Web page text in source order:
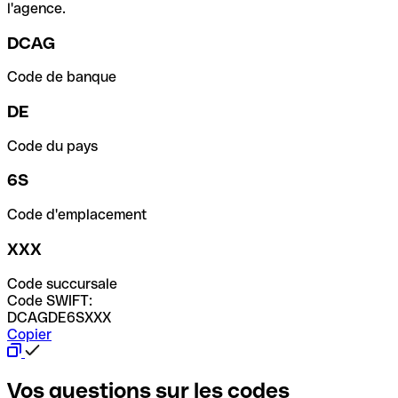
l'agence.
DCAG
Code de banque
DE
Code du pays
6S
Code d'emplacement
XXX
Code succursale
Code SWIFT:
DCAGDE6SXXX
Copier
Vos questions sur les codes